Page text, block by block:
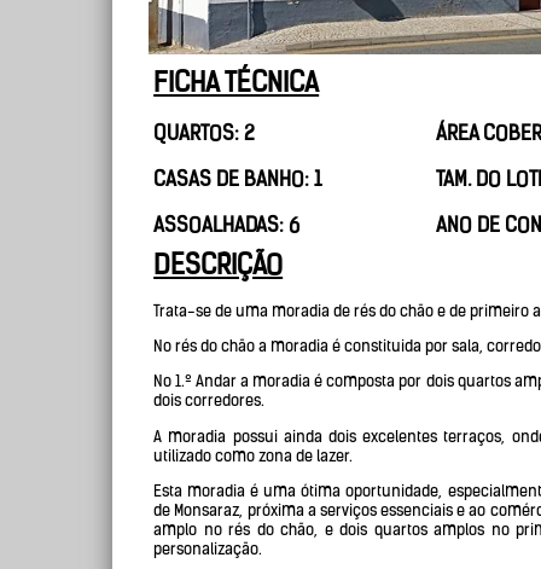
FICHA TÉCNICA
QUARTOS: 2
CASAS DE BANHO: 1
ASSOALHADAS: 6
ÁREA
TAM. DO
ANO DE
DESCRIÇÃO
Trata-se de uma moradia de rés do chão e de primeiro
No rés do chão a moradia é constituida por sala,
No 1.º Andar a moradia é composta por dois quartos
dois corredores.
A moradia possui ainda dois excelentes terraços,
utilizado como zona de lazer.
Esta moradia é uma ótima oportunidade,
de Monsaraz, próxima a serviços essenciais e ao
amplo no rés do chão, e dois quartos amplos no
personalização.